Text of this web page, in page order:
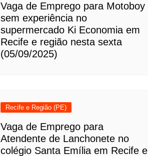
Vaga de Emprego para Motoboy
sem experiência no
supermercado Ki Economia em
Recife e região nesta sexta
(05/09/2025)
Recife e Região (PE)
Vaga de Emprego para
Atendente de Lanchonete no
colégio Santa Emília em Recife e